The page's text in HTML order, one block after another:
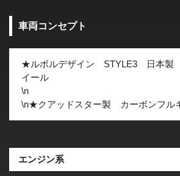
車両コンセプト
★ルボルデザイン STYLE3 日本
イール
\n
\n★クアッドスター製 カーボンフル
エンジン系